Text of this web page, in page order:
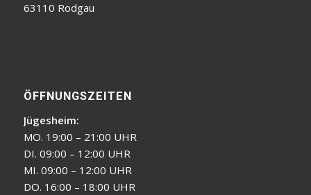
63110 Rodgau
ÖFFNUNGSZEITEN
Jügesheim:
MO. 19:00 – 21:00 UHR
DI. 09:00 – 12:00 UHR
MI. 09:00 – 12:00 UHR
DO. 16:00 – 18:00 UHR